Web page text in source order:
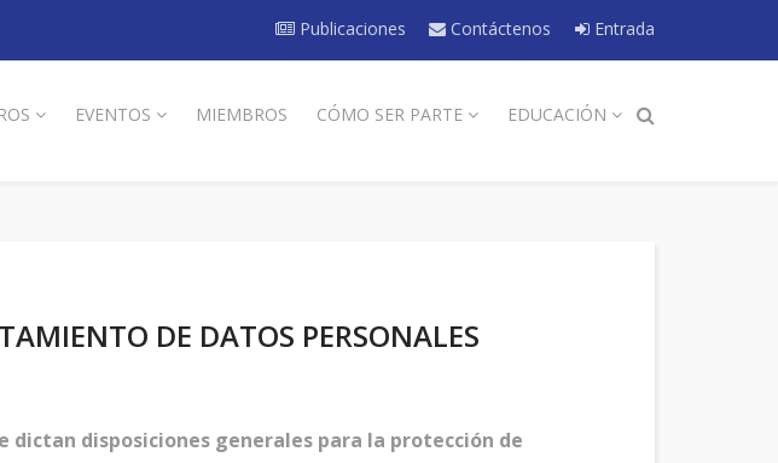
Entrada
Publicaciones Contáctenos
EVENTOS MIEMBROS CÓMO SER PARTE EDUCACIÓN
DE DATOS PERSONALES
dictan disposiciones generales para la protección de